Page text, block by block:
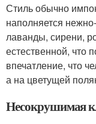
Стиль обычно
наполняется
лаванды, сирени,
естественной, что
впечатление, что
а на цветущей
Несокрушимая